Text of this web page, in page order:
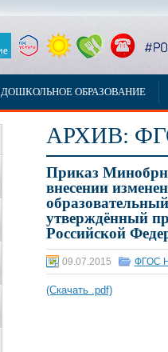
ДОШКОЛЬНОЕ ОБРАЗОВАНИЕ
АРХИВ:
Приказ
внесении
утверждённый
Российской
09.07.2015 ФГОС
(Скачать .pdf)